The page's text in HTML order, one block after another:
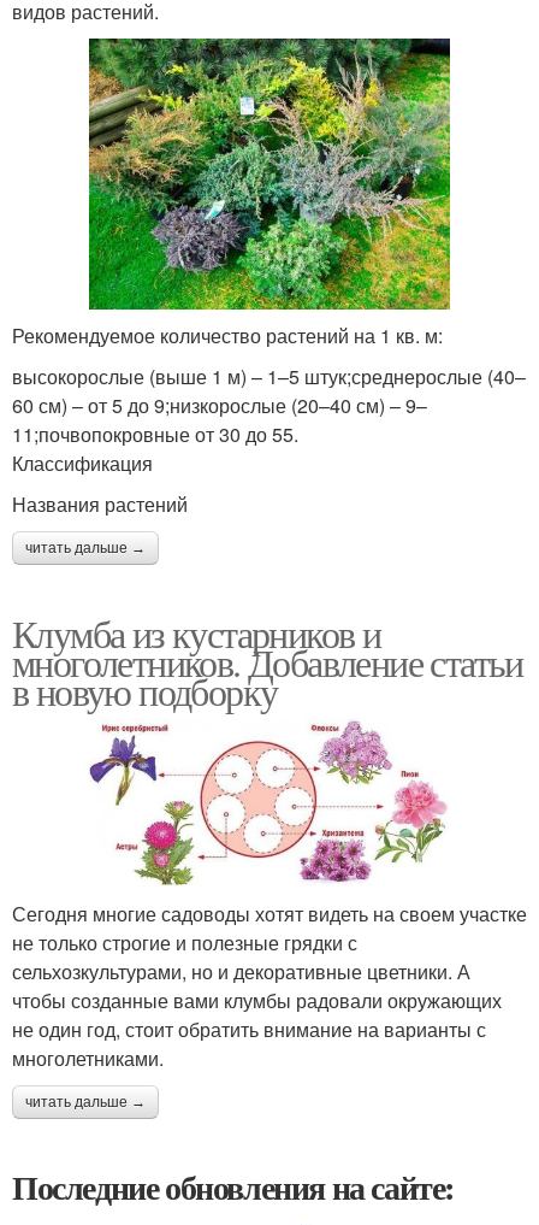
видов растений.
Рекомендуемое количество растений на 1 кв. м:
высокорослые (выше 1 м) – 1–5 штук;среднерослые (40–
60 см) – от 5 до 9;низкорослые (20–40 см) – 9–
11;почвопокровные от 30 до 55.
Классификация
Названия растений
читать дальше →
Клумба из кустарников и
многолетников. Добавление статьи
в новую подборку
Сегодня многие садоводы хотят видеть на своем участке
не только строгие и полезные грядки с
сельхозкультурами, но и декоративные цветники. А
чтобы созданные вами клумбы радовали окружающих
не один год, стоит обратить внимание на варианты с
многолетниками.
читать дальше →
Последние обновления на сайте: